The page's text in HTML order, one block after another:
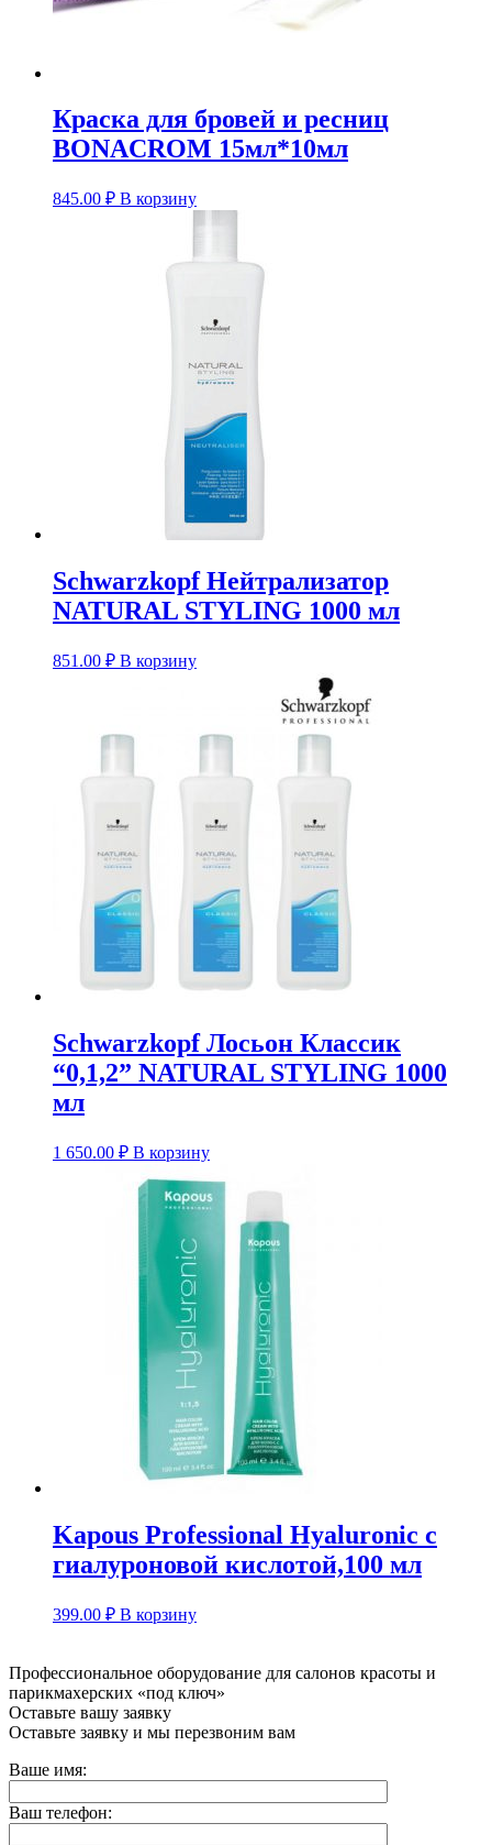
Краска для бровей и ресниц
BONACROM 15мл*10мл
845.00 ₽ В корзину
Schwarzkopf Нейтрализатор
NATURAL STYLING 1000 мл
851.00 ₽ В корзину
Schwarzkopf Лосьон Классик
“0,1,2” NATURAL STYLING 1000
мл
1 650.00 ₽ В корзину
Kapous Professional Hyaluronic с
гиалуроновой кислотой,100 мл
399.00 ₽ В корзину
Профессиональное оборудование для салонов красоты и
парикмахерских «под ключ»
Оставьте вашу заявку
Оставьте заявку и мы перезвоним вам
Ваше имя:
Ваш телефон: